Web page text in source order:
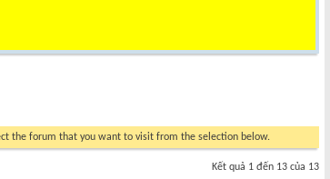
the forum that you want to visit from the selection below.
Kết quả 1 đến 13 của 13